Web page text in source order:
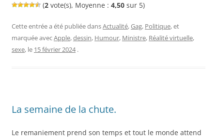
(2 vote(s), Moyenne : 4,50 sur 5)
Cette entrée a été publiée dansActualité,Gag, Politique, et
marquée avecApple,dessin, Humour, Ministre, Réalité virtuelle,
sexe, le 15 février 2024 .
La semaine de la chute.
Le remaniement prend son temps et tout le monde attend